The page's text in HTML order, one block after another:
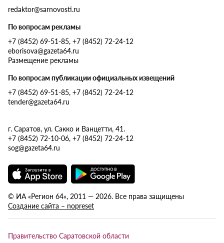
redaktor@sarnovosti.ru
По вопросам рекламы
+7 (8452) 69-51-85, +7 (8452) 72-24-12
eborisova@gazeta64.ru
Размещение рекламы
По вопросам публикации официальных извещений
+7 (8452) 69-51-85, +7 (8452) 72-24-12
tender@gazeta64.ru
г. Саратов, ул. Сакко и Ванцетти, 41.
+7 (8452) 72-10-06, +7 (8452) 72-24-12
sog@gazeta64.ru
© ИА «Регион 64», 2011 — 2026. Все права защищены
Создание сайта – nopreset
Правительство Саратовской области